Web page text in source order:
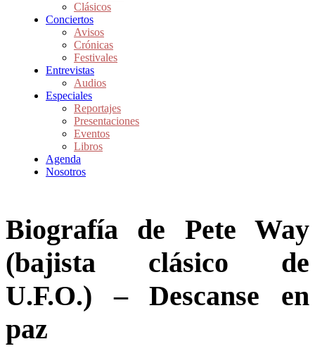
Clásicos
Conciertos
Avisos
Crónicas
Festivales
Entrevistas
Audios
Especiales
Reportajes
Presentaciones
Eventos
Libros
Agenda
Nosotros
Biografía de Pete Way
(bajista clásico de
U.F.O.) – Descanse en
paz